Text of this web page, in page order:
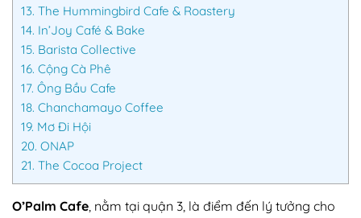
13. The Hummingbird Cafe & Roastery
14. In’Joy Café & Bake
15. Barista Collective
16. Cộng Cà Phê
17. Ông Bầu Cafe
18. Chanchamayo Coffee
19. Mơ Đi Hội
20. ONAP
21. The Cocoa Project
O’Palm Cafe , nằm tại quận 3, là điểm đến lý tưởng cho